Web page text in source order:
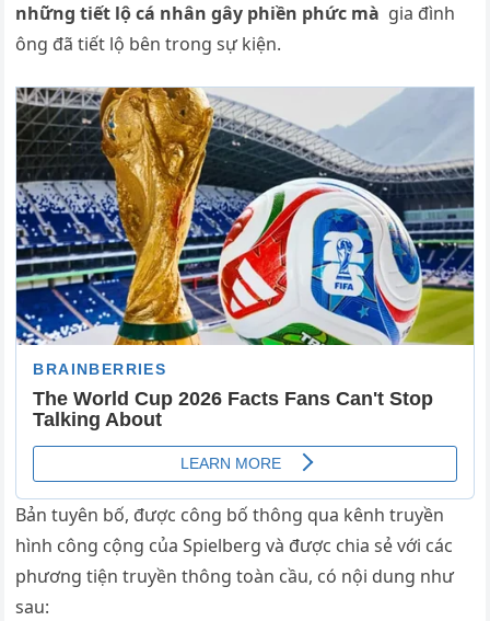
những tiết lộ cá nhân gây phiền phức mà gia đình
ông đã tiết lộ bên trong sự kiện.
Bản tuyên bố, được công bố thông qua kênh truyền
hình công cộng của Spielberg và được chia sẻ với các
phương tiện truyền thông toàn cầu, có nội dung như
sau: